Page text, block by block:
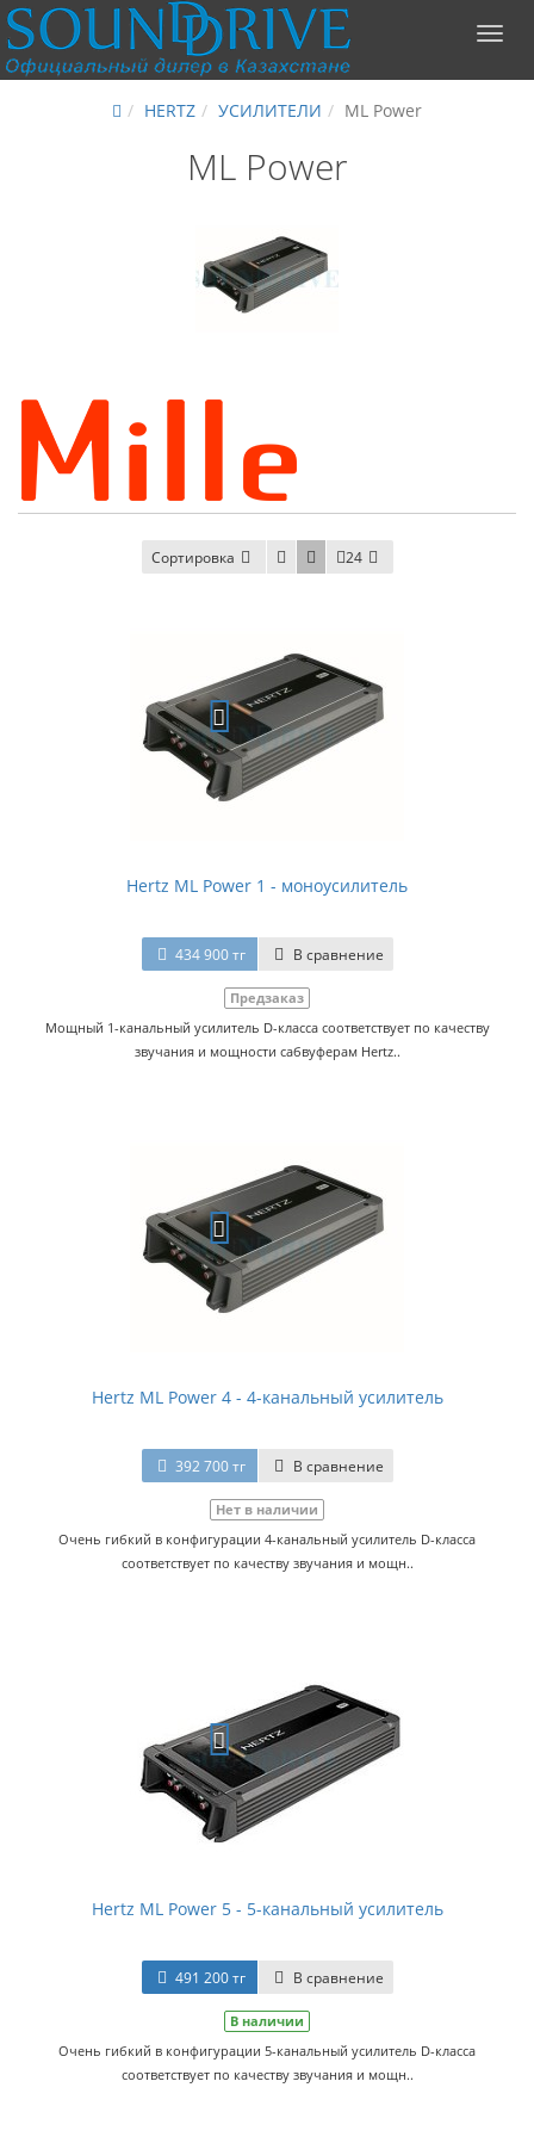
HERTZ УСИЛИТЕЛИ ML Power
ML Power
Сортировка 24
Hertz ML Power 1 - моноусилитель
434 900 тг В сравнение
Предзаказ
Мощный 1-канальный усилитель D-класса соответствует по качеству
звучания и мощности сабвуферам Hertz..
Hertz ML Power 4 - 4-канальный усилитель
392 700 тг В сравнение
Нет в наличии
Очень гибкий в конфигурации 4-канальный усилитель D-класса
соответствует по качеству звучания и мощн..
Hertz ML Power 5 - 5-канальный усилитель
491 200 тг В сравнение
В наличии
Очень гибкий в конфигурации 5-канальный усилитель D-класса
соответствует по качеству звучания и мощн..